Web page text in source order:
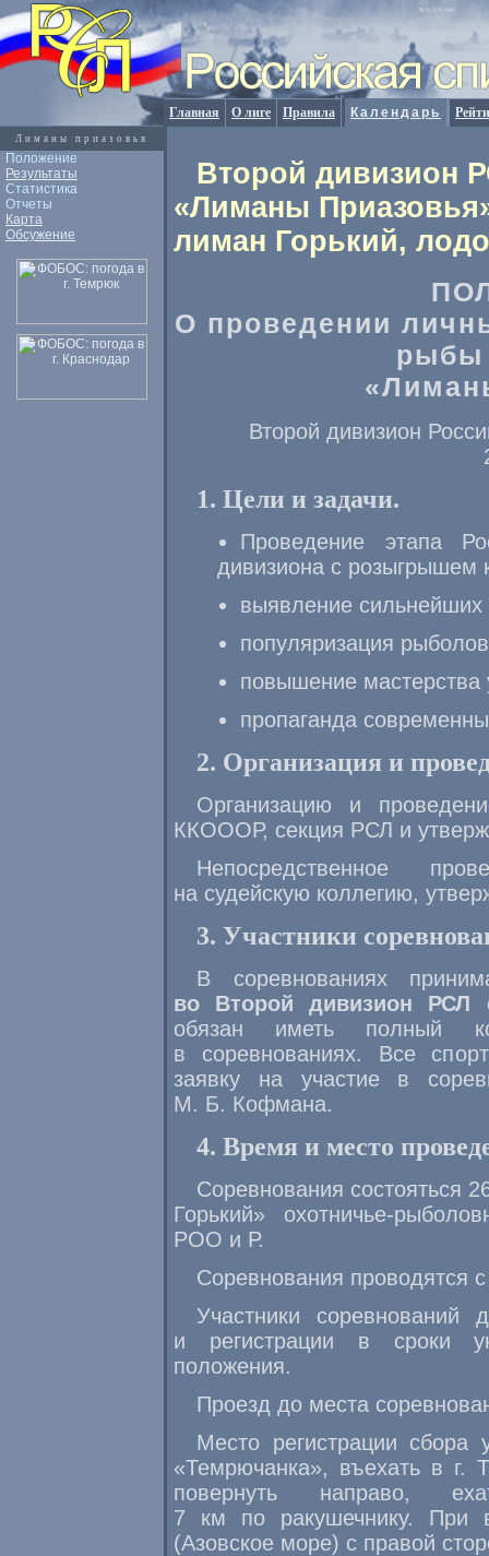
Главная О лиге Правила Календарь
Лиманы приазовья
Положение
Результаты
Статистика
Отчеты
Карта
Обсужение
Второй дивизион
«Лиманы
лиман Горький,
О проведении
рыбы
Второй дивизион
1. Цели и задачи.
Проведение этапа
дивизиона с розыгрышем
выявление
популяризация
повышение мастерства
пропаганда
2. Организация и
Организацию и
ККОООР, секция РСЛ и
Непосредственное
на судейскую коллегию,
3. Участники
В соревнованиях
во Второй дивизион РСЛ
обязан иметь полный
в соревнованиях. Все
заявку на участие в
М. Б. Кофмана.
4. Время и место
Соревнования состояться
Горький» охотничье-
РОО и Р.
Соревнования проводятся
Участники
и регистрации в сроки
положения.
Проезд до места
Место регистрации сбора
«Темрючанка», въехать в г.
повернуть направо,
7 км по ракушечнику. При
(Азовское море) с правой